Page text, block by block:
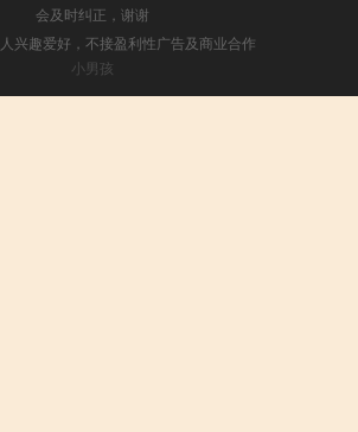
会及时纠正，谢谢
兴趣爱好，不接盈利性广告及商业合作
小男孩